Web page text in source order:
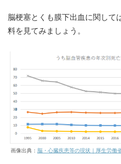
脳梗塞とくも膜下出血に関して
料を見てみましょう。
画像出典： 脳・心臓疾患等の現状｜厚生労働